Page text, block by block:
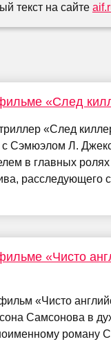
текст на сайте
«След
«След
Сэмюэлом Л.
в главных ролях
расследующего
«Чисто
«Чисто
Самсонова в
роману